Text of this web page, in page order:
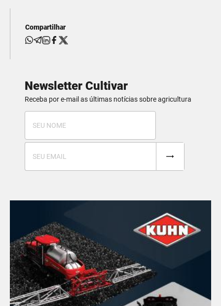
Compartilhar
Newsletter Cultivar
Receba por e-mail as últimas notícias sobre agricultura